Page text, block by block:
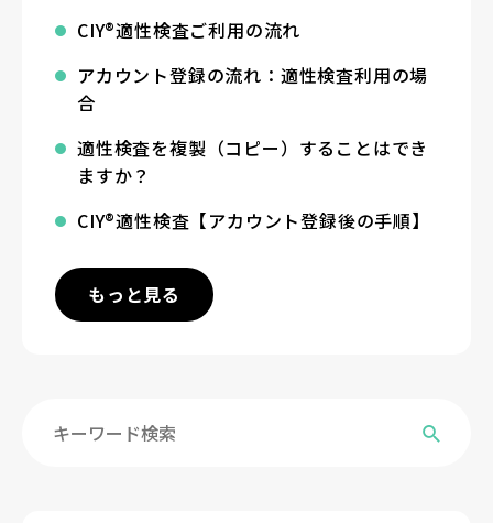
CIY®適性検査ご利用の流れ
アカウント登録の流れ：適性検査利用の場
合
適性検査を複製（コピー）することはでき
ますか？
CIY®適性検査【アカウント登録後の手順】
もっと見る